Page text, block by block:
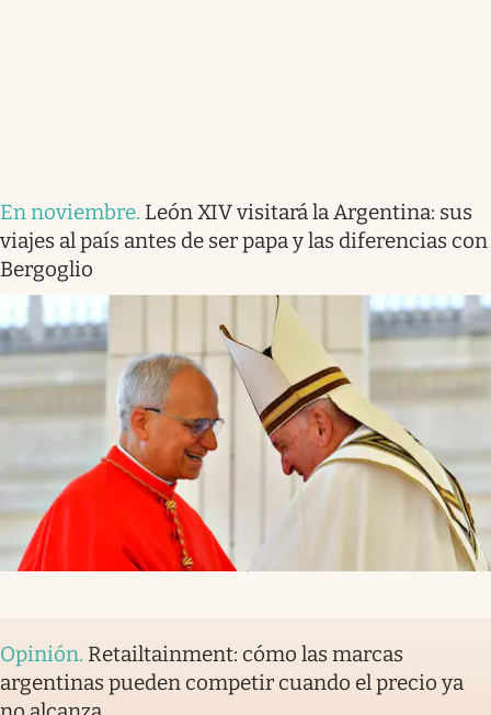
En noviembre. León XIV visitará la Argentina: sus
viajes al país antes de ser papa y las diferencias con
Bergoglio
Opinión. Retailtainment: cómo las marcas
argentinas pueden competir cuando el precio ya